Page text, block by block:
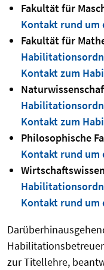
Fakultät für
Kontakt rund
Fakultät für
Kontakt zum
Kontakt zum
Philosophische
Kontakt rund
Kontakt rund
zur Titellehre,